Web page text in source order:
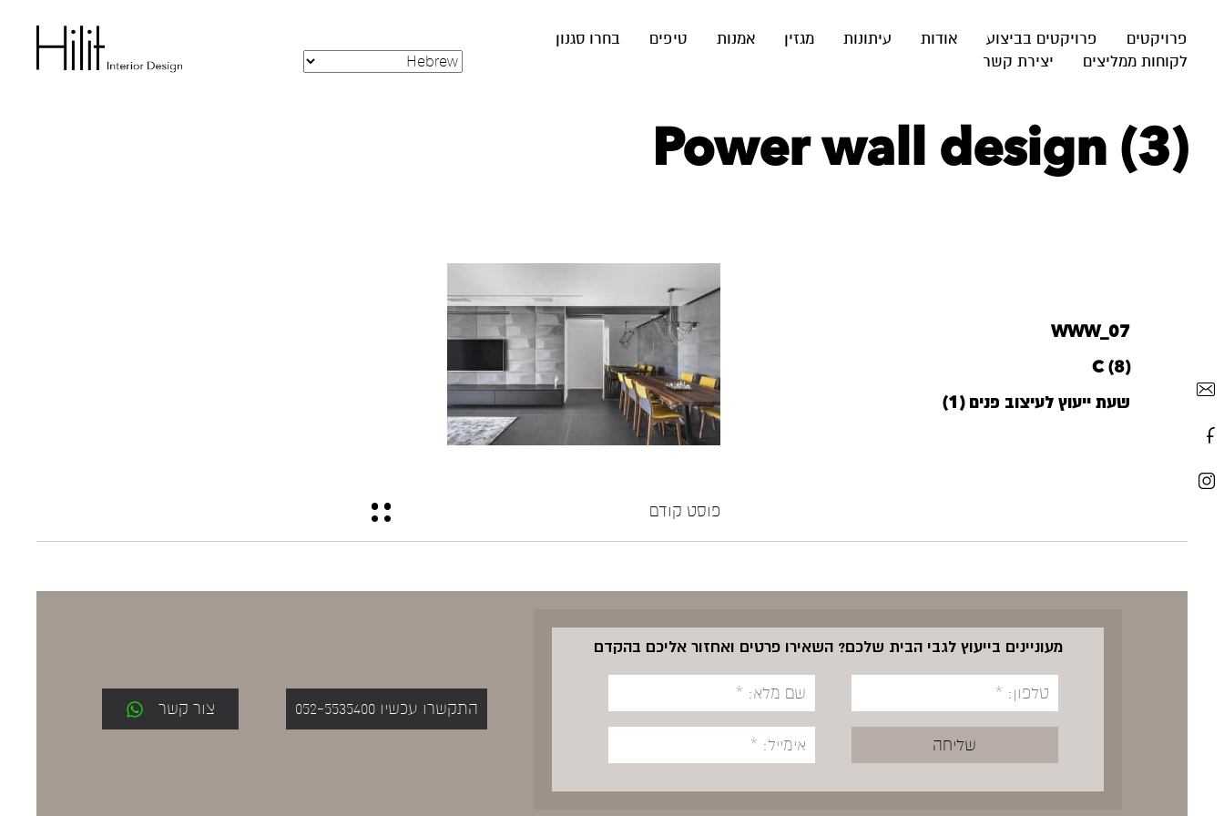
פרויקטים פרויקטים בביצוע אודות עיתונות מגזין אמנות טיפים
בחרו סגנון
לקוחות ממליצים
יצירת קשר
Power wall design (3)
WWW_07
C (8)
שעת ייעוץ לעיצוב פנים (1)
פוסט קודם
מעוניינים בייעוץ לגבי הבית שלכם? השאירו פרטים ואחזור אליכם בהקדם
התקשרו עכשיו 052-5535400 צור קשר